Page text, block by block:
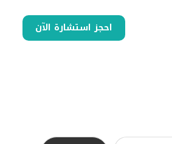
احجز استشارة الآن